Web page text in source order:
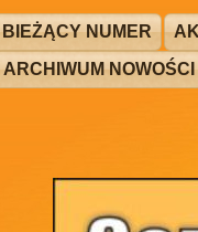
BIEŻĄCY NUMER
ARCHIWUM